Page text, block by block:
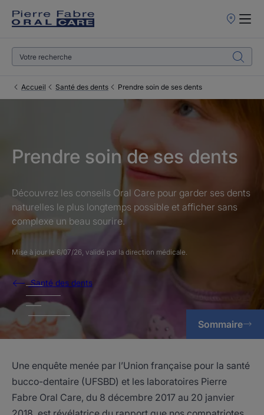
Points
Accueil Santé des dents Prendre soin de ses dents
Prendre soin de ses dents
Découvrez les conseils Oral Care pour garder ses dents
naturelles le plus longtemps possible et afficher sans
complexe un beau sourire.
Mise à jour le 6/07/26, validé par la direction médicale.
Santé des dents
Sommaire
Une enquête menée par l’Union française pour la santé
bucco-dentaire (UFSBD) et les laboratoires Pierre
Fabre Oral Care, du 8 décembre 2017 au 20 janvier